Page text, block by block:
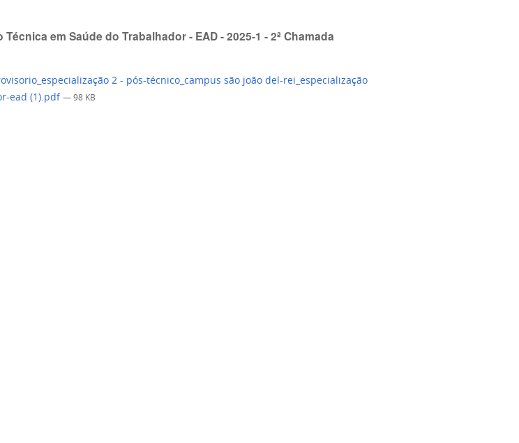
em Saúde do Trabalhador - EAD - 2025-1 - 2ª Chamada
2 - pós-técnico_campus são joão del-rei_especialização
ead (1).pdf— 98 KB